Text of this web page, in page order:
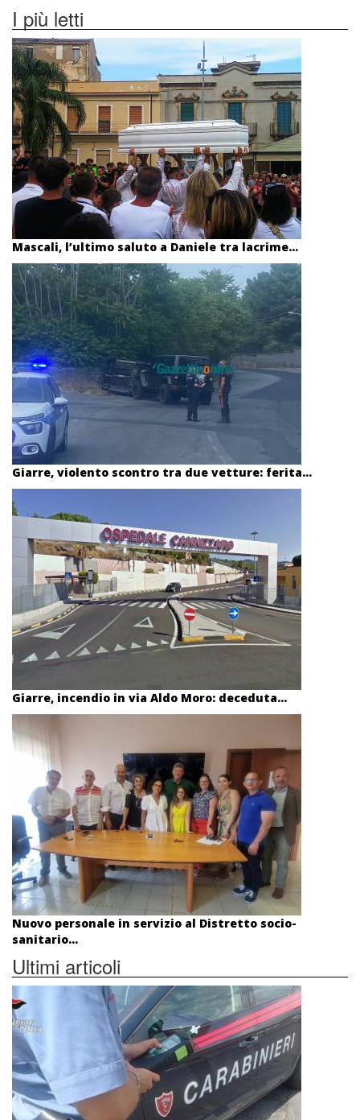
I più letti
Mascali, l’ultimo saluto a Daniele tra lacrime...
Giarre, violento scontro tra due vetture: ferita...
Giarre, incendio in via Aldo Moro: deceduta...
Nuovo personale in servizio al Distretto socio-
sanitario...
Ultimi articoli